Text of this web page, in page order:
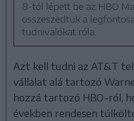
8-tól lépett be az HBO
összeszedtük a
tudnivalókat róla.
Azt kell tudni az AT&T
vállalat alá tartozó
hozzá tartozó HBO-ról,
években rendesen